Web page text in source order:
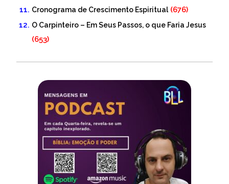
Cronograma de Crescimento Espiritual (676)
O Carpinteiro – Em Seus Passos, o que Faria Jesus
(653)